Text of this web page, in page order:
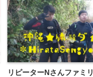
リピーターNさんファミ